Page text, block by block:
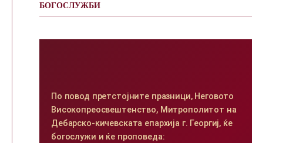
БОГОСЛУЖБИ
По повод претстојните празници, Неговото
Високопреосвештенство, Митрополитот на
Дебарско-кичевската епархија г. Георгиј, ќе
богослужи и ќе проповеда: